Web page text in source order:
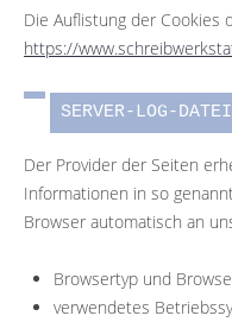
Die Auflistung der Cookies
https://
SERVER-LOG-
Der Provider der Seiten
Informationen in so
Browser automatisch an
Browsertyp und
verwendetes